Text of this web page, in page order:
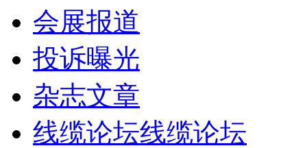
会展报道
投诉曝光
杂志文章
线缆论坛线缆论坛